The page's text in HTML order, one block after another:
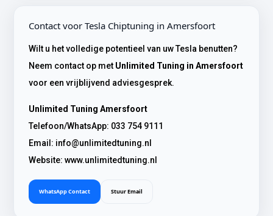
Contact voor Tesla Chiptuning in Amersfoort
Wilt u het volledige potentieel van uw Tesla benutten?
Neem contact op met Unlimited Tuning in Amersfoort
voor een vrijblijvend adviesgesprek.
Unlimited Tuning Amersfoort
Telefoon/WhatsApp: 033 754 9111
Email: info@unlimitedtuning.nl
Website:www.unlimitedtuning.nl
WhatsApp Contact Stuur Email